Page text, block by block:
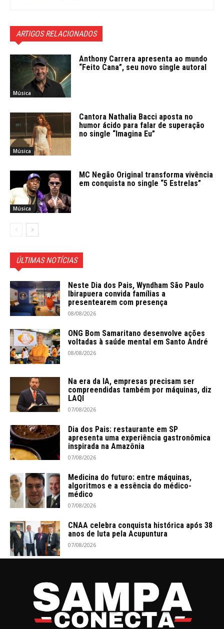
ARTIGOS RELACIONADOS
Música
Anthony Carrera apresenta ao mundo
“Feito Cana”, seu novo single autoral
Música
Cantora Nathalia Bacci aposta no
humor ácido para falar de superação
no single “Imagina Eu”
Música
MC Negão Original transforma vivência
em conquista no single “5 Estrelas”
ÚLTIMAS NOTÍCIAS
Neste Dia dos Pais, Wyndham São Paulo
Ibirapuera convida famílias a
presentearem com presença
08/08/2026
ONG Bom Samaritano desenvolve ações
voltadas à saúde mental em Santo André
08/08/2026
Na era da IA, empresas precisam ser
compreendidas também por máquinas, diz
LAQI
07/08/2026
Dia dos Pais: restaurante em SP
apresenta uma experiência gastronômica
inspirada na Amazônia
07/08/2026
Medicina do futuro: entre máquinas,
algoritmos e a essência do médico-
médico
07/08/2026
CNAA celebra conquista histórica após 38
anos de luta pela Acupuntura
07/08/2026